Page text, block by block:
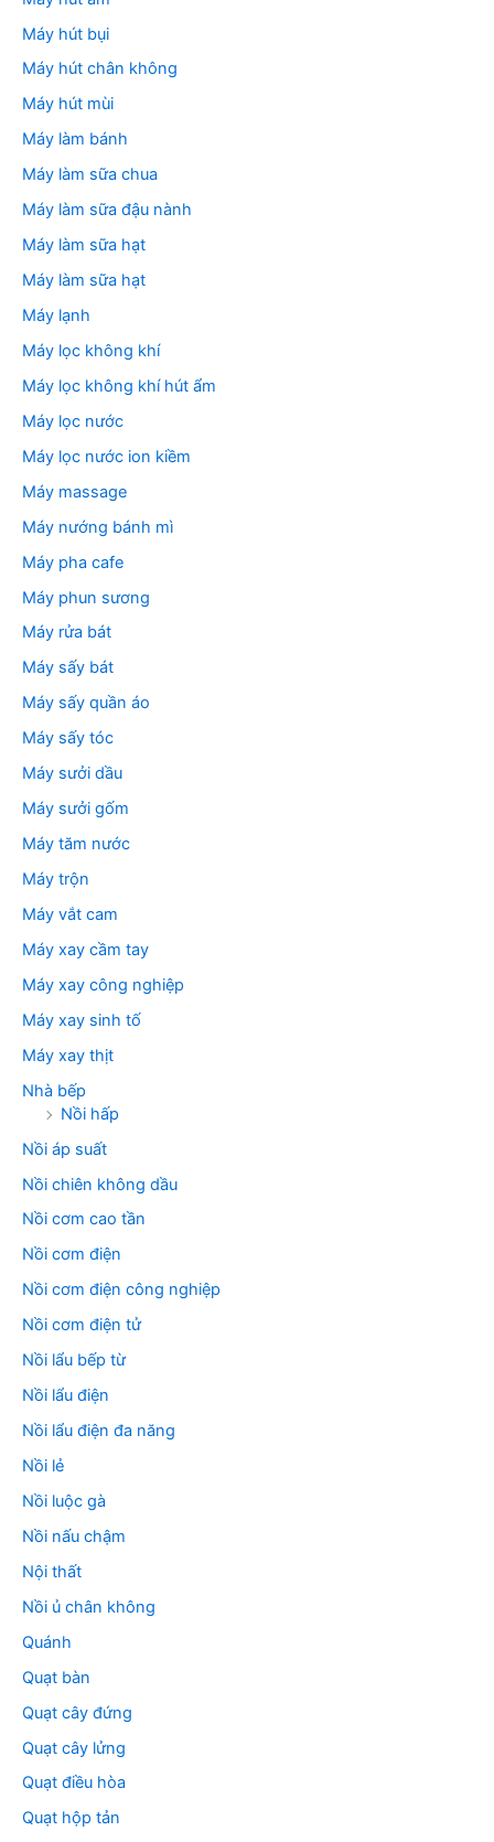
Máy hút bụi
Máy hút chân không
Máy hút mùi
Máy làm bánh
Máy làm sữa chua
Máy làm sữa đậu nành
Máy làm sữa hạt
Máy làm sữa hạt
Máy lạnh
Máy lọc không khí
Máy lọc không khí hút ẩm
Máy lọc nước
Máy lọc nước ion kiềm
Máy massage
Máy nướng bánh mì
Máy pha cafe
Máy phun sương
Máy rửa bát
Máy sấy bát
Máy sấy quần áo
Máy sấy tóc
Máy sưởi dầu
Máy sưởi gốm
Máy tăm nước
Máy trộn
Máy vắt cam
Máy xay cầm tay
Máy xay công nghiệp
Máy xay sinh tố
Máy xay thịt
Nhà bếp
Nồi hấp
Nồi áp suất
Nồi chiên không dầu
Nồi cơm cao tần
Nồi cơm điện
Nồi cơm điện công nghiệp
Nồi cơm điện tử
Nồi lẩu bếp từ
Nồi lẩu điện
Nồi lẩu điện đa năng
Nồi lẻ
Nồi luộc gà
Nồi nấu chậm
Nội thất
Nồi ủ chân không
Quánh
Quạt bàn
Quạt cây đứng
Quạt cây lửng
Quạt điều hòa
Quạt hộp tản